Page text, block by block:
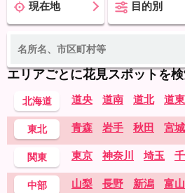
現在地 目的別
エリアごとに花見スポットを
北海道 道央 道南 道北 道東
東北 青森 岩手 秋田 宮城
関東 東京 神奈川 埼玉
中部 山梨 長野 新潟 富山